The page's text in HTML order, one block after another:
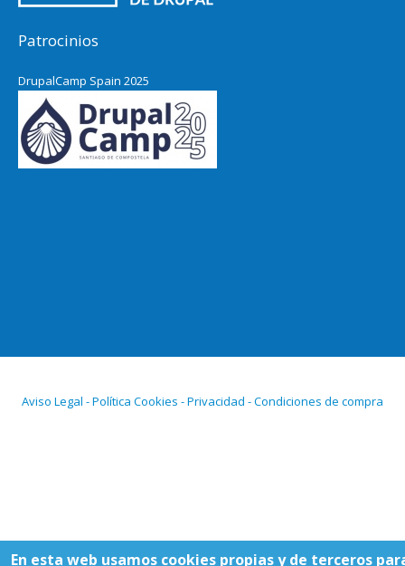
Patrocinios
DrupalCamp Spain 2025
Pacific Northwest Drupal Summit
2024
Aviso Legal - Política Cookies - Privacidad - Condiciones de compra
En esta web usamos cookies propias y de terceros